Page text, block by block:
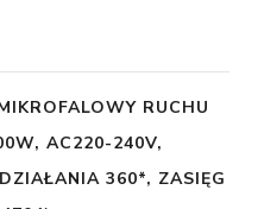
RUCHU
AC220-240V,
360*, ZASIĘG